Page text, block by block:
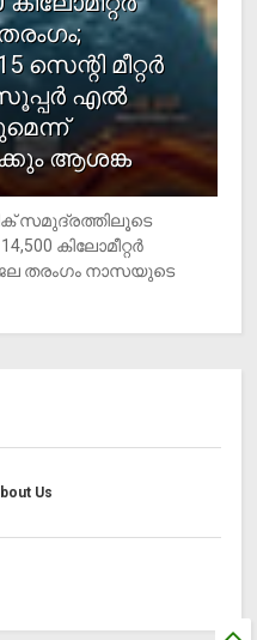
സെന്റി മീറ്റര്‍
എല്‍
ആശങ്ക
സമുദ്രത്തിലൂടെ
കിലോമീറ്റര്‍
തരംഗം നാസയുടെ
Us